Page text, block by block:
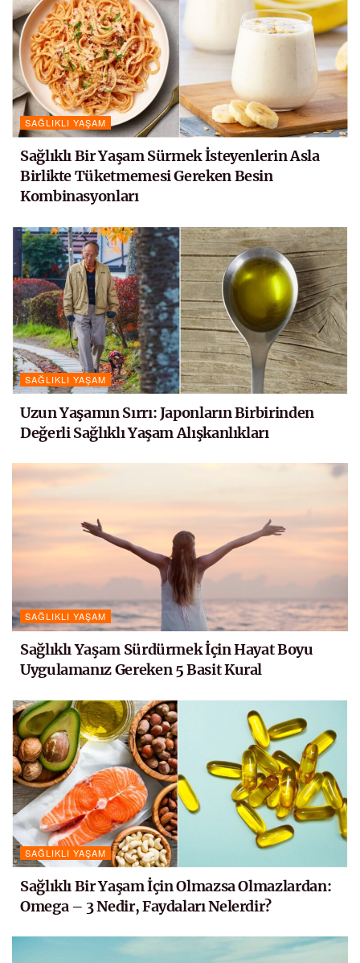
SAĞLIKLI YAŞAM
Sağlıklı Bir Yaşam Sürmek İsteyenlerin Asla
Birlikte Tüketmemesi Gereken Besin
Kombinasyonları
SAĞLIKLI YAŞAM
Uzun Yaşamın Sırrı: Japonların Birbirinden
Değerli Sağlıklı Yaşam Alışkanlıkları
SAĞLIKLI YAŞAM
Sağlıklı Yaşam Sürdürmek İçin Hayat Boyu
Uygulamanız Gereken 5 Basit Kural
SAĞLIKLI YAŞAM
Sağlıklı Bir Yaşam İçin Olmazsa Olmazlardan:
Omega – 3 Nedir, Faydaları Nelerdir?